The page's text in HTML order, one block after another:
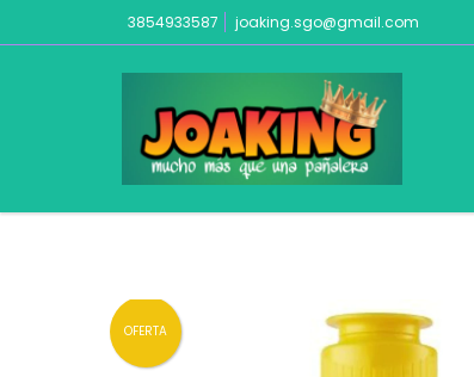
3854933587 joaking.sgo@gmail.com
OFERTA